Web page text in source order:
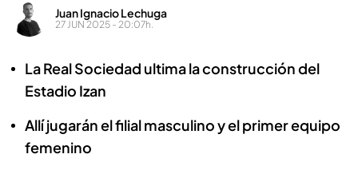
Juan Ignacio Lechuga
27 JUN 2025 - 20:07h.
La Real Sociedad ultima la construcción del
Estadio Izan
Allí jugarán el filial masculino y el primer equipo
femenino